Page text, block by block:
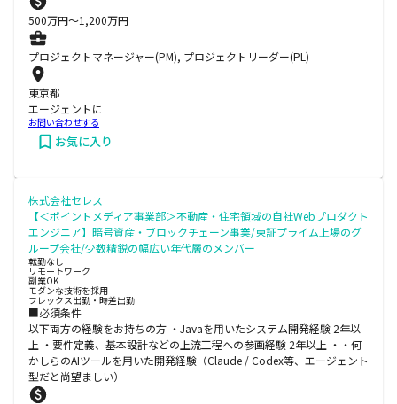
500万円〜1,200万円
プロジェクトマネージャー(PM), プロジェクトリーダー(PL)
東京都
エージェントに
お問い合わせする
お気に入り
株式会社セレス
【＜ポイントメディア事業部＞不動産・住宅領域の自社Webプロダクト
エンジニア】暗号資産・ブロックチェーン事業/東証プライム上場のグ
ループ会社/少数精鋭の幅広い年代層のメンバー
転勤なし
リモートワーク
副業OK
モダンな技術を採用
フレックス出勤・時差出勤
■必須条件
以下両方の経験をお持ちの方 ・Javaを用いたシステム開発経験 2年以
上 ・要件定義、基本設計などの上流工程への参画経験 2年以上 ・・何
かしらのAIツールを用いた開発経験（Claude / Codex等、エージェント
型だと尚望ましい）